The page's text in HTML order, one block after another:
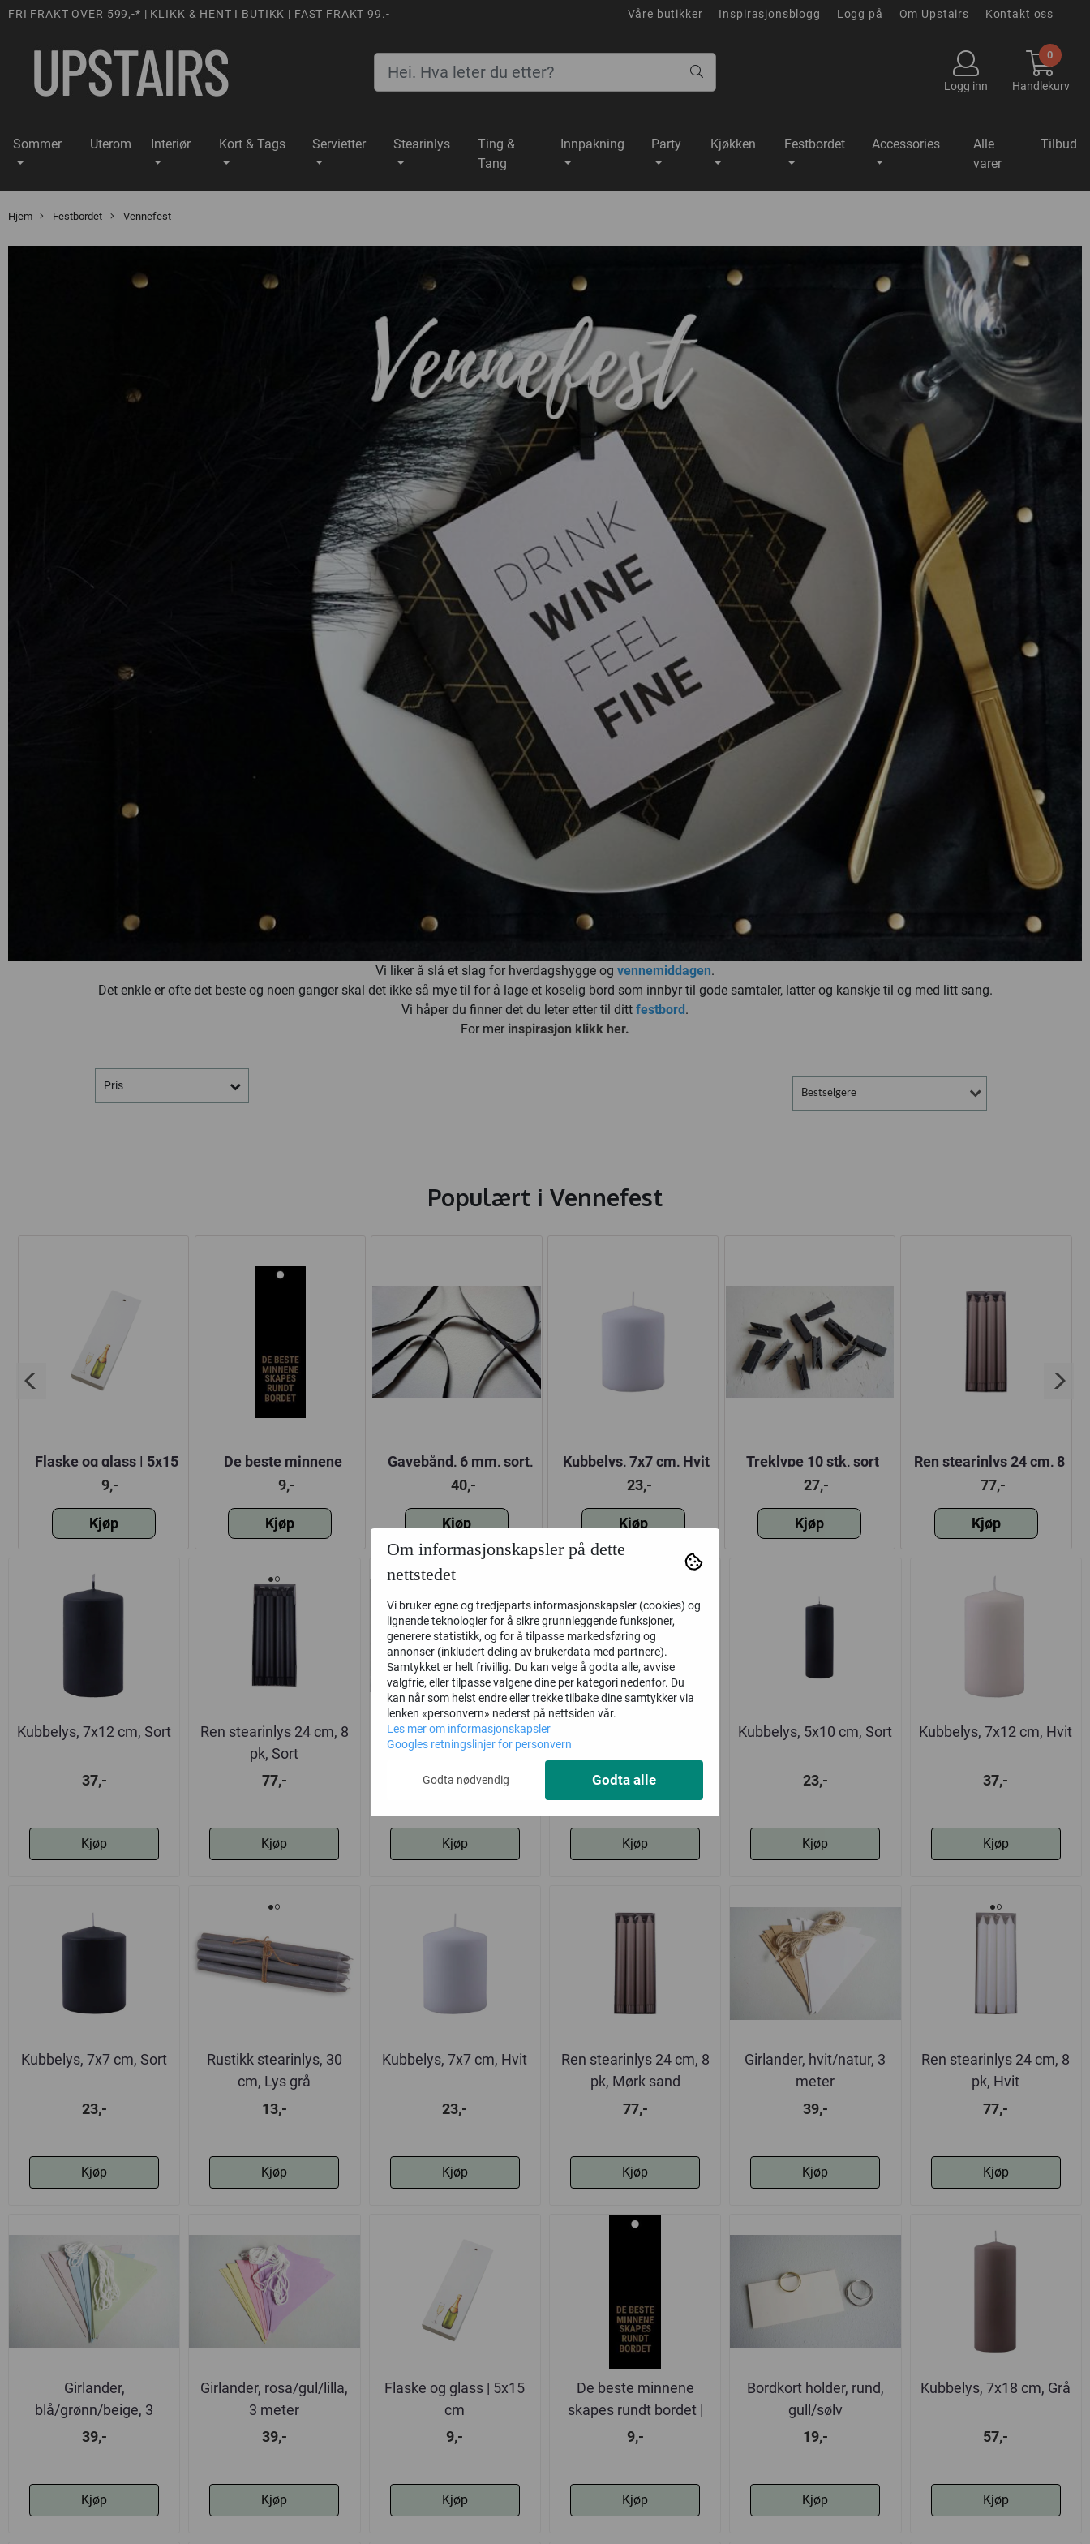
FRI FRAKT OVER 599,-* | KLIKK & HENT I BUTIKK | FAST FRAKT 99.- Våre butikker Inspirasjonsblogg Logg på Om Upstairs Kontakt oss
Logg inn
0
Handlekurv
Sommer Uterom Interiør Kort & Tags Servietter Stearinlys
Ting &
Tang
Innpakning Party Kjøkken Festbordet Accessories
Alle
varer
Tilbud
Hjem Festbordet Vennefest
Vi liker å slå et slag for hverdagshygge og vennemiddagen.
Det enkle er ofte det beste og noen ganger skal det ikke så mye til for å lage et koselig bord som innbyr til gode samtaler, latter og kanskje til og med litt sang.
Vi håper du finner det du leter etter til ditt festbord .
For mer inspirasjon klikk her.
Pris
Bestselgere
Populært i Vennefest
Flaske og glass | 5x15
cm
9,-
Kjøp
De beste minnene
skapes rundt bordet |
5x15 cm | Gullskrift | H
9,-
Kjøp
Gavebånd, 6 mm, sort,
10 meter
40,-
Kjøp
Kubbelys, 7x7 cm, Hvit
23,-
Kjøp
Treklype 10 stk, sort
27,-
Kjøp
Ren stearinlys 24 cm, 8
pk, Mørk sand
77,-
Kjøp
Kubbelys, 7x12 cm, Sort
37,-
Kjøp
Ren stearinlys 24 cm, 8
pk, Sort
77,-
Kjøp
Treklype 10 stk, sort
27,-
Kjøp
57,-
Kjøp
Kubbelys, 5x10 cm, Sort
23,-
Kjøp
Kubbelys, 7x12 cm, Hvit
37,-
Kjøp
Kubbelys, 7x7 cm, Sort
23,-
Kjøp
Rustikk stearinlys, 30
cm, Lys grå
13,-
Kjøp
Kubbelys, 7x7 cm, Hvit
23,-
Kjøp
Ren stearinlys 24 cm, 8
pk, Mørk sand
77,-
Kjøp
Girlander, hvit/natur, 3
meter
39,-
Kjøp
Ren stearinlys 24 cm, 8
pk, Hvit
77,-
Kjøp
Girlander,
blå/grønn/beige, 3
meter
39,-
Kjøp
Girlander, rosa/gul/lilla,
3 meter
39,-
Kjøp
Flaske og glass | 5x15
cm
9,-
Kjøp
De beste minnene
skapes rundt bordet |
5x15 cm | ...
9,-
Kjøp
Bordkort holder, rund,
gull/sølv
19,-
Kjøp
Kubbelys, 7x18 cm, Grå
57,-
Kjøp
Om informasjonskapsler på dette
nettstedet
Vi bruker egne og tredjeparts informasjonskapsler (cookies) og
lignende teknologier for å sikre grunnleggende funksjoner,
generere statistikk, og for å tilpasse markedsføring og
annonser (inkludert deling av brukerdata med partnere).
Samtykket er helt frivillig. Du kan velge å godta alle, avvise
valgfrie, eller tilpasse valgene dine per kategori nedenfor. Du
kan når som helst endre eller trekke tilbake dine samtykker via
lenken «personvern» nederst på nettsiden vår.
Les mer om informasjonskapsler
Googles retningslinjer for personvern
Godta nødvendig Godta alle